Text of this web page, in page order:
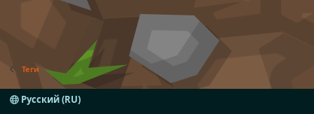
Теги
Русский (RU)